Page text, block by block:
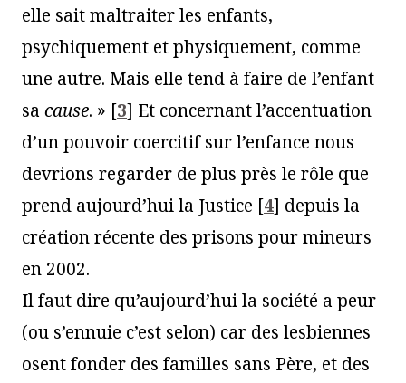
elle sait maltraiter les enfants,
psychiquement et physiquement, comme
une autre. Mais elle tend à faire de l’enfant
sa cause. » [3] Et concernant l’accentuation
d’un pouvoir coercitif sur l’enfance nous
devrions regarder de plus près le rôle que
prend aujourd’hui la Justice [4] depuis la
création récente des prisons pour mineurs
en 2002.
Il faut dire qu’aujourd’hui la société a peur
(ou s’ennuie c’est selon) car des lesbiennes
osent fonder des familles sans Père, et des